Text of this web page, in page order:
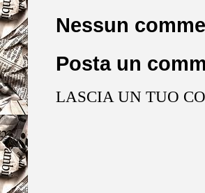
Nessun
Posta un
LASCIA UN TUO